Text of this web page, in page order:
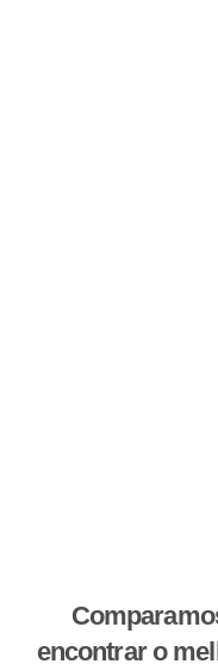
encontrar o